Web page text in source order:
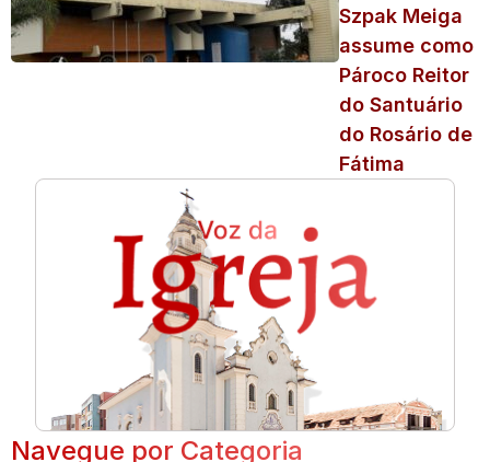
Szpak Meiga
assume como
Pároco Reitor
do Santuário
do Rosário de
Fátima
Navegue por Categoria